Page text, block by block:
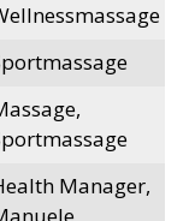
Manager,